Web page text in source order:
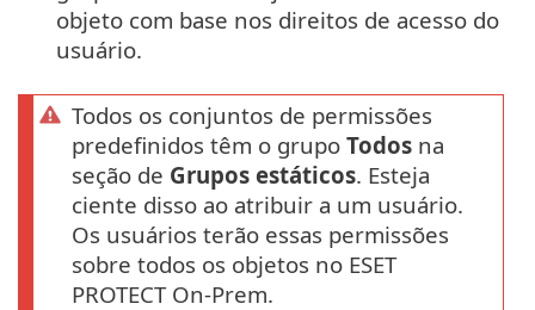
objeto com base nos direitos de acesso do
usuário.
Todos os conjuntos de permissões
predefinidos têm o grupo Todos na
seção de Grupos estáticos. Esteja
ciente disso ao atribuir a um usuário.
Os usuários terão essas permissões
sobre todos os objetos no ESET
PROTECT On-Prem.